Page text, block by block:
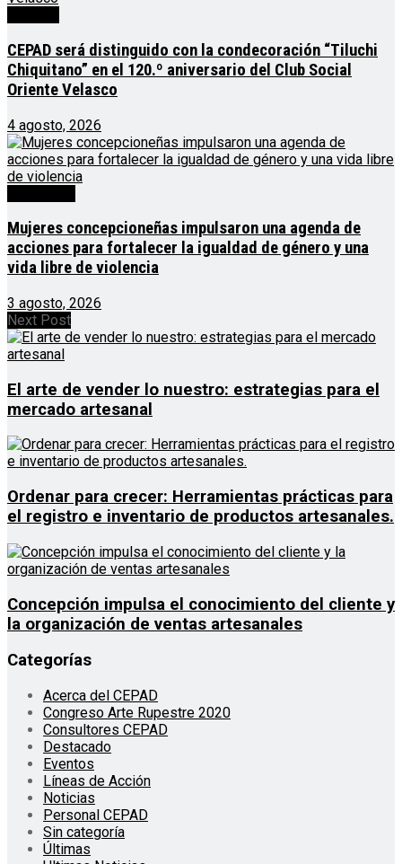
CEPAD será distinguido con la condecoración “Tiluchi
Chiquitano” en el 120.º aniversario del Club Social
Oriente Velasco
4 agosto, 2026
Mujeres concepcioneñas impulsaron una agenda de
acciones para fortalecer la igualdad de género y una
vida libre de violencia
3 agosto, 2026
Next Post
El arte de vender lo nuestro: estrategias para el
mercado artesanal
Ordenar para crecer: Herramientas prácticas para
el registro e inventario de productos artesanales.
Concepción impulsa el conocimiento del cliente y
la organización de ventas artesanales
Categorías
Acerca del CEPAD
Congreso Arte Rupestre 2020
Consultores CEPAD
Destacado
Eventos
Líneas de Acción
Noticias
Personal CEPAD
Sin categoría
Últimas